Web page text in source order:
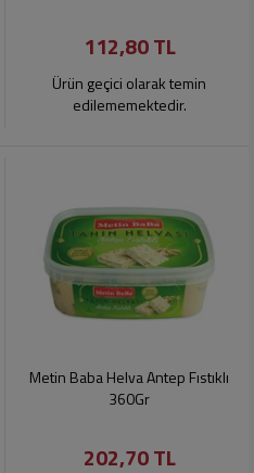
112,80 TL
Ürün geçici olarak temin
edilememektedir.
Metin Baba Helva Antep Fıstıklı
360Gr
202,70 TL